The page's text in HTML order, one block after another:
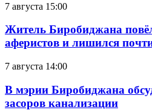
7 августа 15:00
Житель Биробиджана
аферистов и лишился
7 августа 14:00
В мэрии Биробиджана
засоров канализации